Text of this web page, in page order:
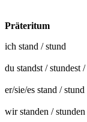
Präteritum
ich stand /stund
du standst /stundest /
er/sie/es stand /stund
wirstanden /stunden